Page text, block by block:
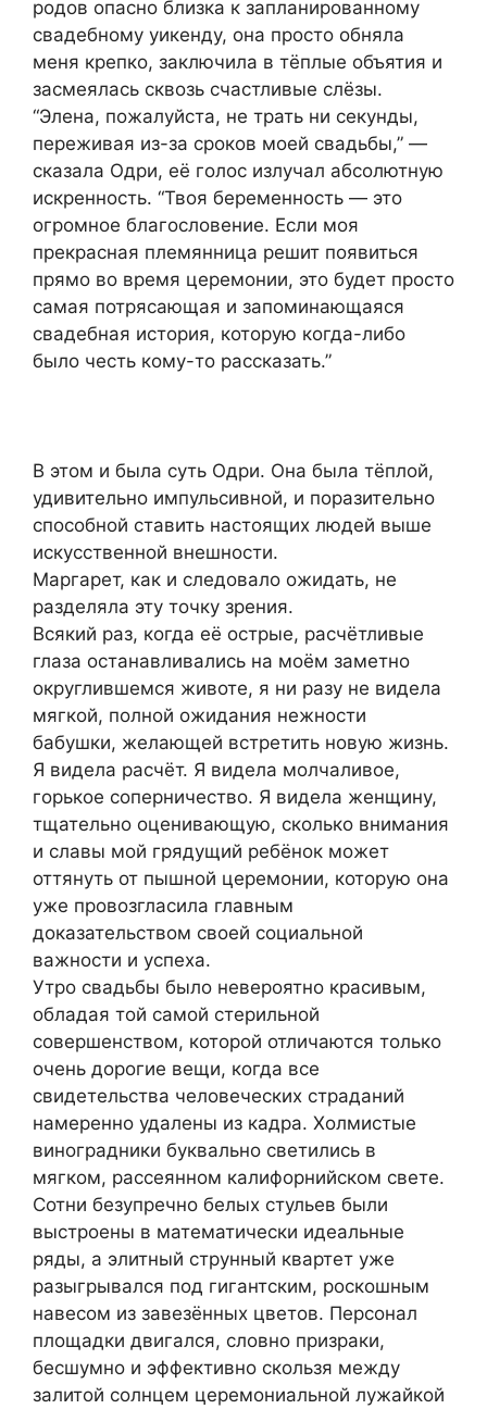
родов опасно близка к запланированному
свадебному уикенду, она просто обняла
меня крепко, заключила в тёплые объятия и
засмеялась сквозь счастливые слёзы.
“Элена, пожалуйста, не трать ни секунды,
переживая из-за сроков моей свадьбы,” —
сказала Одри, её голос излучал абсолютную
искренность. “Твоя беременность — это
огромное благословение. Если моя
прекрасная племянница решит появиться
прямо во время церемонии, это будет просто
самая потрясающая и запоминающаяся
свадебная история, которую когда-либо
было честь кому-то рассказать.”
В этом и была суть Одри. Она была тёплой,
удивительно импульсивной, и поразительно
способной ставить настоящих людей выше
искусственной внешности.
Маргарет, как и следовало ожидать, не
разделяла эту точку зрения.
Всякий раз, когда её острые, расчётливые
глаза останавливались на моём заметно
округлившемся животе, я ни разу не видела
мягкой, полной ожидания нежности
бабушки, желающей встретить новую жизнь.
Я видела расчёт. Я видела молчаливое,
горькое соперничество. Я видела женщину,
тщательно оценивающую, сколько внимания
и славы мой грядущий ребёнок может
оттянуть от пышной церемонии, которую она
уже провозгласила главным
доказательством своей социальной
важности и успеха.
Утро свадьбы было невероятно красивым,
обладая той самой стерильной
совершенством, которой отличаются только
очень дорогие вещи, когда все
свидетельства человеческих страданий
намеренно удалены из кадра. Холмистые
виноградники буквально светились в
мягком, рассеянном калифорнийском свете.
Сотни безупречно белых стульев были
выстроены в математически идеальные
ряды, а элитный струнный квартет уже
разыгрывался под гигантским, роскошным
навесом из завезённых цветов. Персонал
площадки двигался, словно призраки,
бесшумно и эффективно скользя между
залитой солнцем церемониальной лужайкой